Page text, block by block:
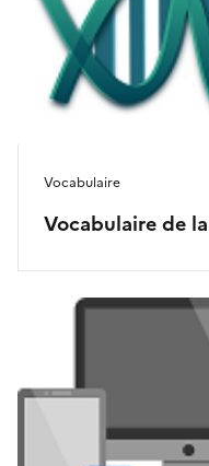
Vocabulaire de
Vocabulaire